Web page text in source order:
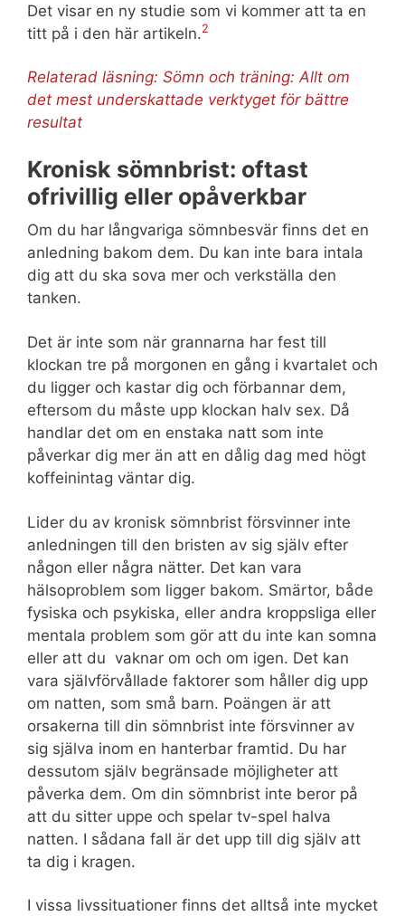
Det visar en ny studie som vi kommer att ta en
titt på i den här artikeln.2
Relaterad läsning: Sömn och träning: Allt om
det mest underskattade verktyget för bättre
resultat
Kronisk sömnbrist: oftast
ofrivillig eller opåverkbar
Om du har långvariga sömnbesvär finns det en
anledning bakom dem. Du kan inte bara intala
dig att du ska sova mer och verkställa den
tanken.
Det är inte som när grannarna har fest till
klockan tre på morgonen en gång i kvartalet och
du ligger och kastar dig och förbannar dem,
eftersom du måste upp klockan halv sex. Då
handlar det om en enstaka natt som inte
påverkar dig mer än att en dålig dag med högt
koffeinintag väntar dig.
Lider du av kronisk sömnbrist försvinner inte
anledningen till den bristen av sig själv efter
någon eller några nätter. Det kan vara
hälsoproblem som ligger bakom. Smärtor, både
fysiska och psykiska, eller andra kroppsliga eller
mentala problem som gör att du inte kan somna
eller att du vaknar om och om igen. Det kan
vara självförvållade faktorer som håller dig upp
om natten, som små barn. Poängen är att
orsakerna till din sömnbrist inte försvinner av
sig själva inom en hanterbar framtid. Du har
dessutom själv begränsade möjligheter att
påverka dem. Om din sömnbrist inte beror på
att du sitter uppe och spelar tv-spel halva
natten. I sådana fall är det upp till dig själv att
ta dig i kragen.
I vissa livssituationer finns det alltså inte mycket